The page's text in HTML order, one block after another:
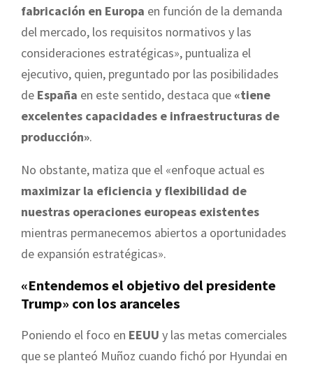
fabricación en Europa en función de la demanda
del mercado, los requisitos normativos y las
consideraciones estratégicas», puntualiza el
ejecutivo, quien, preguntado por las posibilidades
de España en este sentido, destaca que «tiene
excelentes capacidades e infraestructuras de
producción».
No obstante, matiza que el «enfoque actual es
maximizar la eficiencia y flexibilidad de
nuestras operaciones europeas existentes
mientras permanecemos abiertos a oportunidades
de expansión estratégicas».
«Entendemos el objetivo del presidente
Trump» con los aranceles
Poniendo el foco en EEUU y las metas comerciales
que se planteó Muñoz cuando fichó por Hyundai en